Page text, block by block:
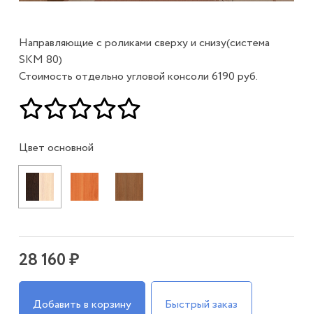
Направляющие с роликами сверху и снизу(система
SKM 80)
Стоимость отдельно угловой консоли 6190 руб.
Цвет основной
28 160 ₽
Добавить в корзину Быстрый заказ